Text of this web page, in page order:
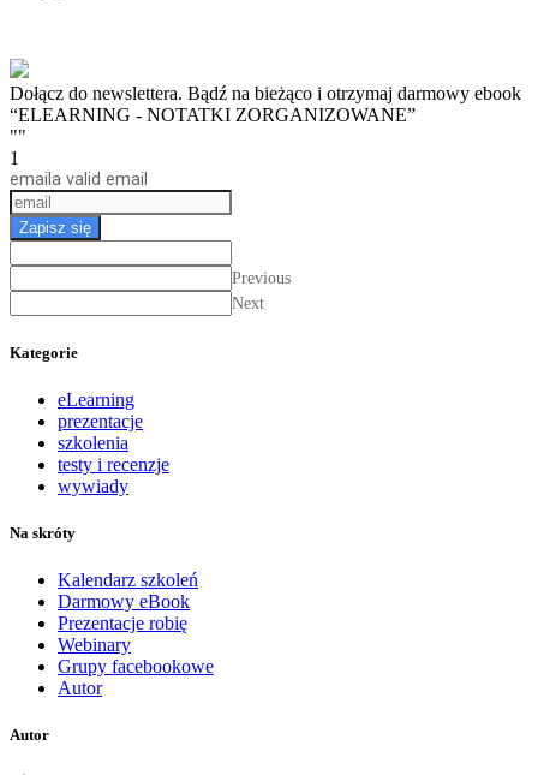
Dołącz do newslettera. Bądź na bieżąco i otrzymaj darmowy ebook
“ELEARNING - NOTATKI ZORGANIZOWANE”
""
1
email a valid email
Zapisz się
Previous
Next
Kategorie
eLearning
prezentacje
szkolenia
testy i recenzje
wywiady
Na skróty
Kalendarz szkoleń
Darmowy eBook
Prezentacje robię
Webinary
Grupy facebookowe
Autor
Autor